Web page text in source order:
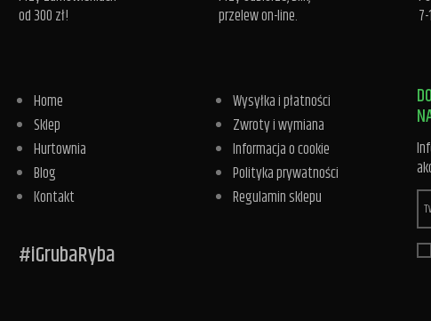
od 300 zł!
przelew on-line.
Home
Sklep
Hurtownia
Blog
Kontakt
Wysyłka i płatności
Zwroty i wymiana
Informacja o cookie
Polityka prywatności
Regulamin sklepu
#iGrubaRyba